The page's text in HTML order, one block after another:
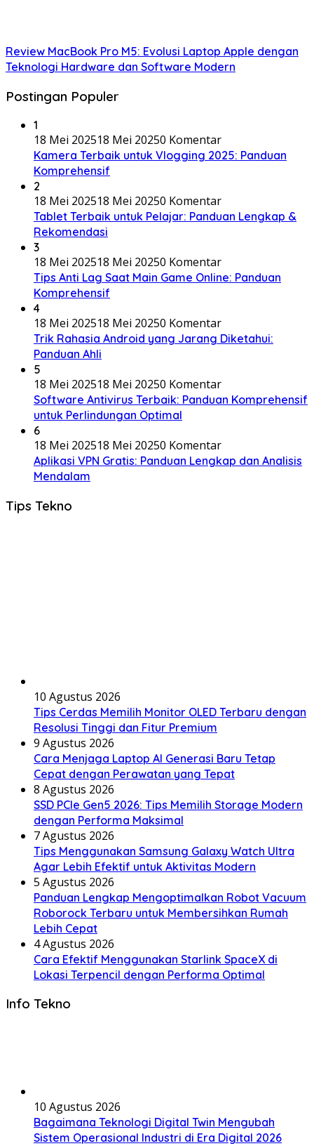
Review MacBook Pro M5: Evolusi Laptop Apple dengan
Teknologi Hardware dan Software Modern
Postingan Populer
1
18 Mei 202518 Mei 20250 Komentar
Kamera Terbaik untuk Vlogging 2025: Panduan
Komprehensif
2
18 Mei 202518 Mei 20250 Komentar
Tablet Terbaik untuk Pelajar: Panduan Lengkap &
Rekomendasi
3
18 Mei 202518 Mei 20250 Komentar
Tips Anti Lag Saat Main Game Online: Panduan
Komprehensif
4
18 Mei 202518 Mei 20250 Komentar
Trik Rahasia Android yang Jarang Diketahui:
Panduan Ahli
5
18 Mei 202518 Mei 20250 Komentar
Software Antivirus Terbaik: Panduan Komprehensif
untuk Perlindungan Optimal
6
18 Mei 202518 Mei 20250 Komentar
Aplikasi VPN Gratis: Panduan Lengkap dan Analisis
Mendalam
Tips Tekno
10 Agustus 2026
Tips Cerdas Memilih Monitor OLED Terbaru dengan
Resolusi Tinggi dan Fitur Premium
9 Agustus 2026
Cara Menjaga Laptop AI Generasi Baru Tetap
Cepat dengan Perawatan yang Tepat
8 Agustus 2026
SSD PCIe Gen5 2026: Tips Memilih Storage Modern
dengan Performa Maksimal
7 Agustus 2026
Tips Menggunakan Samsung Galaxy Watch Ultra
Agar Lebih Efektif untuk Aktivitas Modern
5 Agustus 2026
Panduan Lengkap Mengoptimalkan Robot Vacuum
Roborock Terbaru untuk Membersihkan Rumah
Lebih Cepat
4 Agustus 2026
Cara Efektif Menggunakan Starlink SpaceX di
Lokasi Terpencil dengan Performa Optimal
Info Tekno
10 Agustus 2026
Bagaimana Teknologi Digital Twin Mengubah
Sistem Operasional Industri di Era Digital 2026